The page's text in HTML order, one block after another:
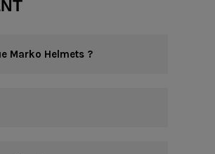
Marko Helmets ?